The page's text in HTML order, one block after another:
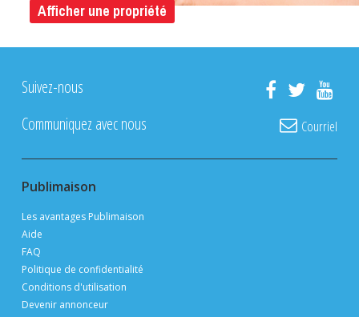
Afficher une propriété
Suivez-nous
Communiquez avec nous
Courriel
Publimaison
Les avantages Publimaison
Aide
FAQ
Politique de confidentialité
Conditions d'utilisation
Devenir annonceur